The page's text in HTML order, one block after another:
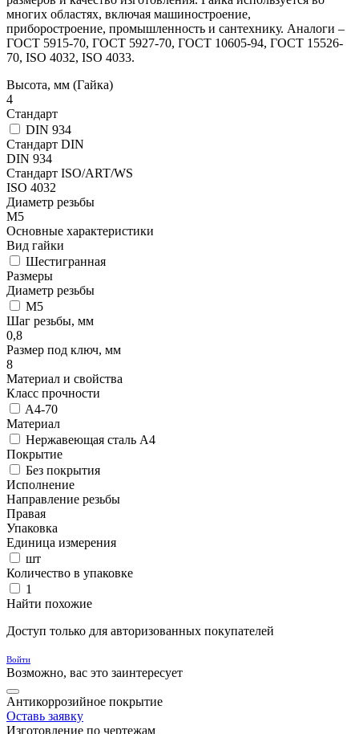
многих областях, включая машиностроение,
приборостроение, промышленность и сантехнику. Аналоги –
ГОСТ 5915-70, ГОСТ 5927-70, ГОСТ 10605-94, ГОСТ 15526-
70, ISO 4032, ISO 4033.
Высота, мм (Гайка)
4
Стандарт
DIN 934
Стандарт DIN
DIN 934
Стандарт ISO/ART/WS
ISO 4032
Диаметр резьбы
М5
Основные характеристики
Вид гайки
Шестигранная
Размеры
Диаметр резьбы
М5
Шаг резьбы, мм
0,8
Размер под ключ, мм
8
Материал и свойства
Класс прочности
A4-70
Материал
Нержавеющая сталь A4
Покрытие
Без покрытия
Исполнение
Направление резьбы
Правая
Упаковка
Единица измерения
шт
Количество в упаковке
1
Найти похожие
Доступ только для авторизованных покупателей
Войти
Возможно, вас это заинтересует
Антикоррозийное покрытие
Оставь заявку
Изготовление по чертежам